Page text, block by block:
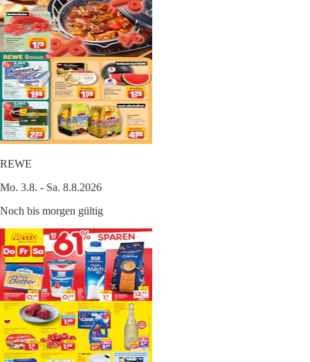
REWE
Mo. 3.8. - Sa. 8.8.2026
Noch bis morgen gültig